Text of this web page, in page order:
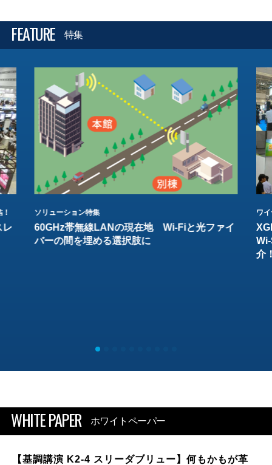
FEATURE 特集
レ
ソリューション特集
60GHz帯無線LANの現在地 Wi-Fiと光ファイ
バーの間を埋める選択肢に
ワ
介
WHITE PAPER ホワイトペーパー
【基調講演 K2-4 スリーダブリュー】何もかもが革